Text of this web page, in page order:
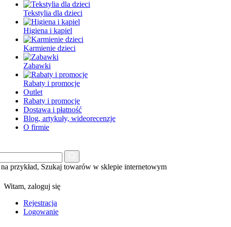
Tekstylia dla dzieci
Higiena i kąpiel
Karmienie dzieci
Zabawki
Rabaty i promocje
Outlet
Rabaty i promocje
Dostawa i płatność
Blog, artykuły, wideorecenzje
O firmie
przykład, Szukaj towarów w sklepie internetowym
Witam, zaloguj się
Rejestracja
Logowanie